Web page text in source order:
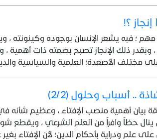
؟!
؛ فبه يشعر الإنسان بوجوده وكينونته ،
وبقدر ذلك الإنجاز تصبح بصمته ذات أهمية ،
مختلف الأصعدة؛ العلمية والسياسية
.. أسباب وحلول (2/2)
بيان أهمية منصب الإفتاء ، وعظيم شأنه في
ينال حظاً وافراً من العلم الشرعي ، ويقطع
علم ودراية بأحكام الدين؛ لأن الإفتاء